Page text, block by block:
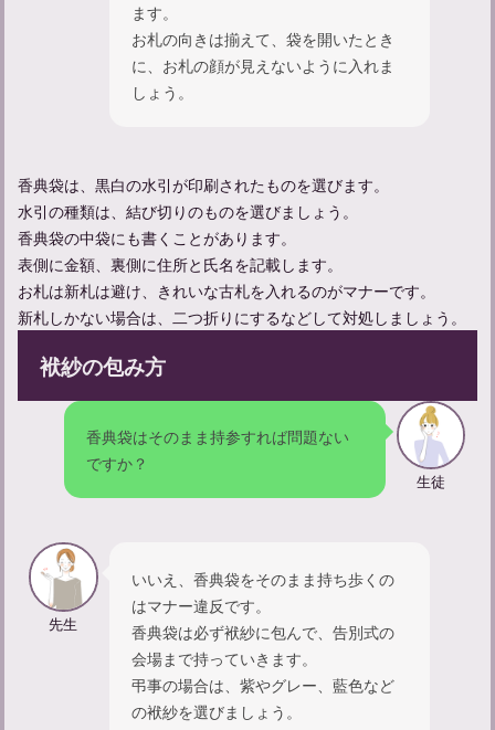
一周忌の服装はカジュアルで大丈夫？マナーと選び方のポイント
一周忌にふさわしい女性の服装マナーとメイクのポイントを解説
ます。
お札の向きは揃えて、袋を開いたとき
に、お札の顔が見えないように入れま
しょう。
香典袋は、黒白の水引が印刷されたものを選びます。
水引の種類は、結び切りのものを選びましょう。
香典袋の中袋にも書くことがあります。
表側に金額、裏側に住所と氏名を記載します。
お札は新札は避け、きれいな古札を入れるのがマナーです。
新札しかない場合は、二つ折りにするなどして対処しましょう。
袱紗の包み方
香典袋はそのまま持参すれば問題ない
ですか？
生徒
先生
いいえ、香典袋をそのまま持ち歩くの
はマナー違反です。
香典袋は必ず袱紗に包んで、告別式の
会場まで持っていきます。
弔事の場合は、紫やグレー、藍色など
の袱紗を選びましょう。